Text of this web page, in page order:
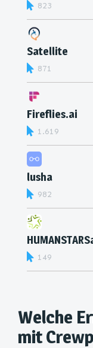
823
Satellite
871
Fireflies.ai
1.619
lusha
982
149
Welche
mit